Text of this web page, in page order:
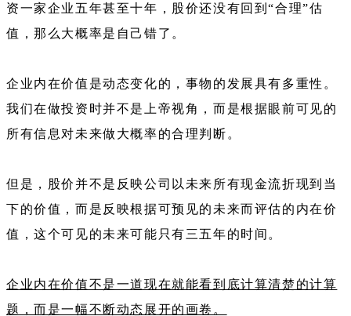
资一家企业五年甚至十年，股价还没有回到“合理”估
值，那么大概率是自己错了。
企业内在价值是动态变化的，事物的发展具有多重性。
我们在做投资时并不是上帝视角，而是根据眼前可见的
所有信息对未来做大概率的合理判断。
但是，股价并不是反映公司以未来所有现金流折现到当
下的价值，而是反映根据可预见的未来而评估的内在价
值，这个可见的未来可能只有三五年的时间。
企业内在价值不是一道现在就能看到底计算清楚的计算
题，而是一幅不断动态展开的画卷。